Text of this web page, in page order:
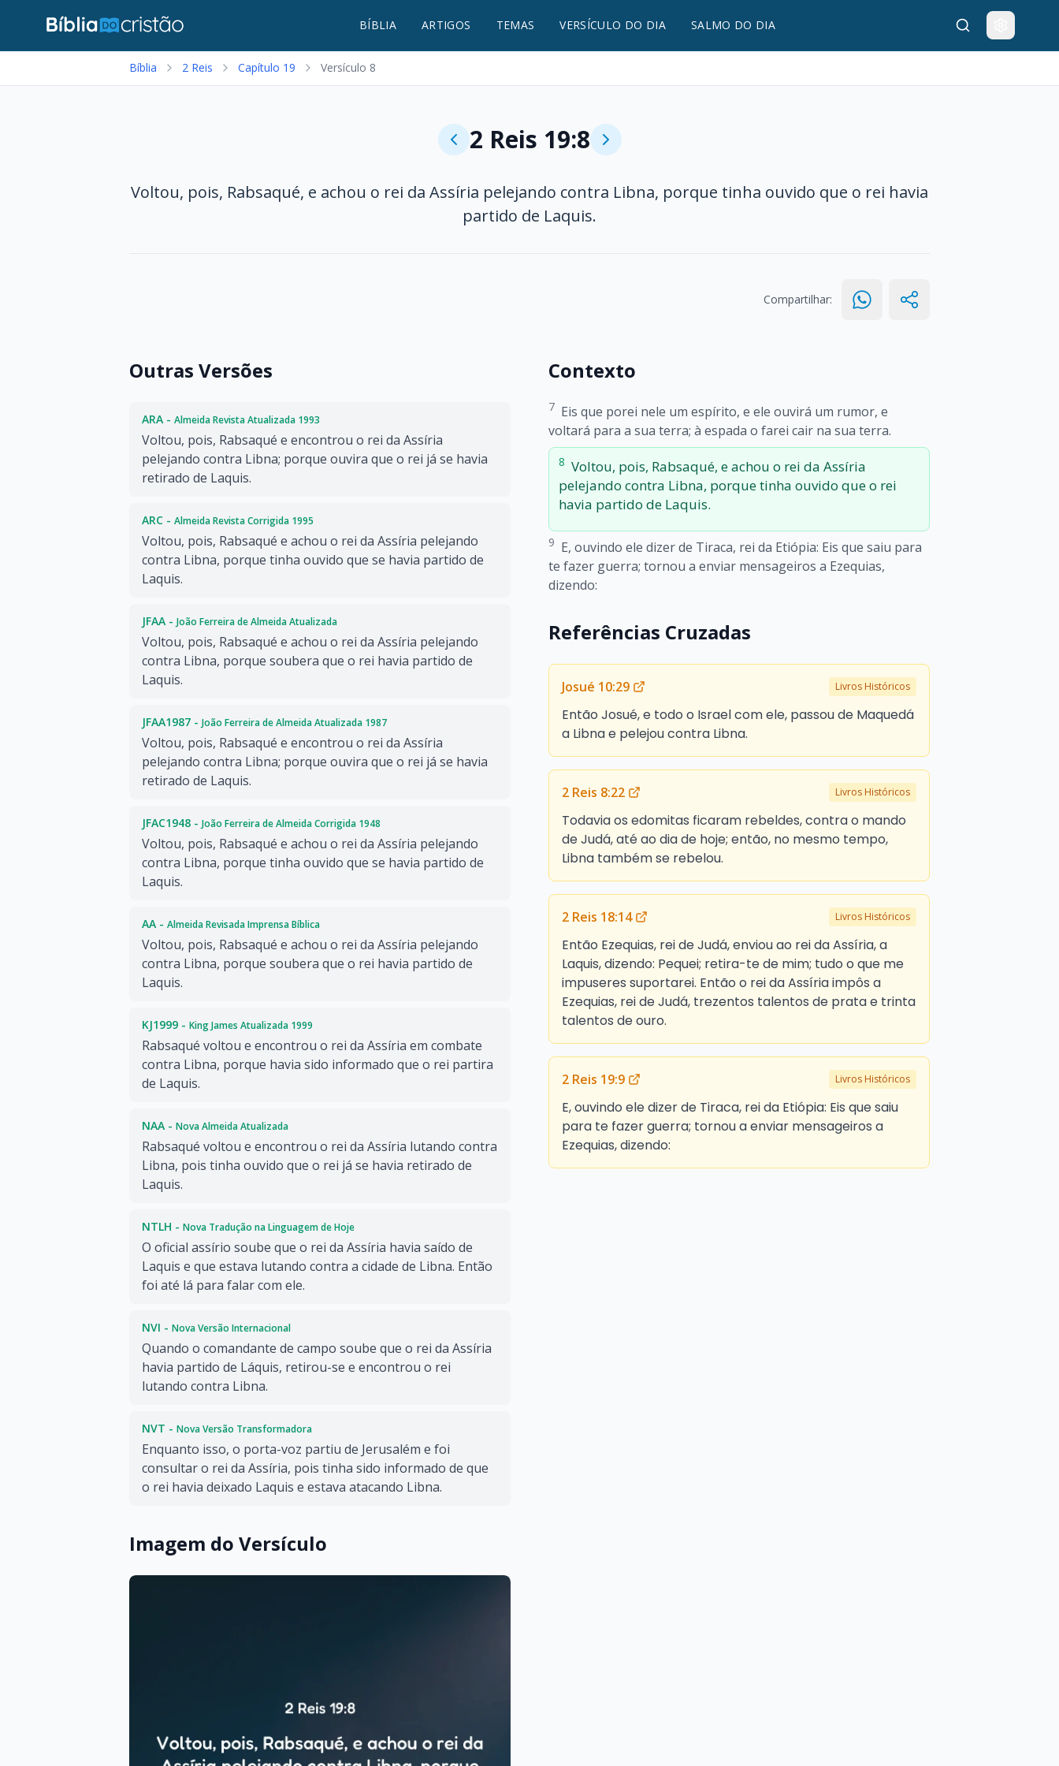
BÍBLIA ARTIGOS TEMAS VERSÍCULO DO DIA SALMO DO DIA
Bíblia 2 Reis Capítulo 19 Versículo 8
2 Reis 19:8
Voltou, pois, Rabsaqué, e achou o rei da Assíria pelejando contra Libna, porque tinha ouvido que o rei havia
partido de Laquis.
Compartilhar:
Outras Versões
ARA - Almeida Revista Atualizada 1993
Voltou, pois, Rabsaqué e encontrou o rei da Assíria
pelejando contra Libna; porque ouvira que o rei já se havia
retirado de Laquis.
ARC - Almeida Revista Corrigida 1995
Voltou, pois, Rabsaqué e achou o rei da Assíria pelejando
contra Libna, porque tinha ouvido que se havia partido de
Laquis.
JFAA - João Ferreira de Almeida Atualizada
Voltou, pois, Rabsaqué e achou o rei da Assíria pelejando
contra Libna, porque soubera que o rei havia partido de
Laquis.
JFAA1987 - João Ferreira de Almeida Atualizada 1987
Voltou, pois, Rabsaqué e encontrou o rei da Assíria
pelejando contra Libna; porque ouvira que o rei já se havia
retirado de Laquis.
JFAC1948 - João Ferreira de Almeida Corrigida 1948
Voltou, pois, Rabsaqué e achou o rei da Assíria pelejando
contra Libna, porque tinha ouvido que se havia partido de
Laquis.
AA - Almeida Revisada Imprensa Bíblica
Voltou, pois, Rabsaqué e achou o rei da Assíria pelejando
contra Libna, porque soubera que o rei havia partido de
Laquis.
KJ1999 - King James Atualizada 1999
Rabsaqué voltou e encontrou o rei da Assíria em combate
contra Libna, porque havia sido informado que o rei partira
de Laquis.
NAA - Nova Almeida Atualizada
Rabsaqué voltou e encontrou o rei da Assíria lutando contra
Libna, pois tinha ouvido que o rei já se havia retirado de
Laquis.
NTLH - Nova Tradução na Linguagem de Hoje
O oficial assírio soube que o rei da Assíria havia saído de
Laquis e que estava lutando contra a cidade de Libna. Então
foi até lá para falar com ele.
NVI - Nova Versão Internacional
Quando o comandante de campo soube que o rei da Assíria
havia partido de Láquis, retirou-se e encontrou o rei
lutando contra Libna.
NVT - Nova Versão Transformadora
Enquanto isso, o porta-voz partiu de Jerusalém e foi
consultar o rei da Assíria, pois tinha sido informado de que
o rei havia deixado Laquis e estava atacando Libna.
Imagem do Versículo
Contexto
7 Eis que porei nele um espírito, e ele ouvirá um rumor, e
voltará para a sua terra; à espada o farei cair na sua terra.
8 Voltou, pois, Rabsaqué, e achou o rei da Assíria
pelejando contra Libna, porque tinha ouvido que o rei
havia partido de Laquis.
9 E, ouvindo ele dizer de Tiraca, rei da Etiópia: Eis que saiu para
te fazer guerra; tornou a enviar mensageiros a Ezequias,
dizendo:
Referências Cruzadas
Josué 10:29 Livros Históricos
Então Josué, e todo o Israel com ele, passou de Maquedá
a Libna e pelejou contra Libna.
2 Reis 8:22 Livros Históricos
Todavia os edomitas ficaram rebeldes, contra o mando
de Judá, até ao dia de hoje; então, no mesmo tempo,
Libna também se rebelou.
2 Reis 18:14 Livros Históricos
Então Ezequias, rei de Judá, enviou ao rei da Assíria, a
Laquis, dizendo: Pequei; retira-te de mim; tudo o que me
impuseres suportarei. Então o rei da Assíria impôs a
Ezequias, rei de Judá, trezentos talentos de prata e trinta
talentos de ouro.
2 Reis 19:9 Livros Históricos
E, ouvindo ele dizer de Tiraca, rei da Etiópia: Eis que saiu
para te fazer guerra; tornou a enviar mensageiros a
Ezequias, dizendo: